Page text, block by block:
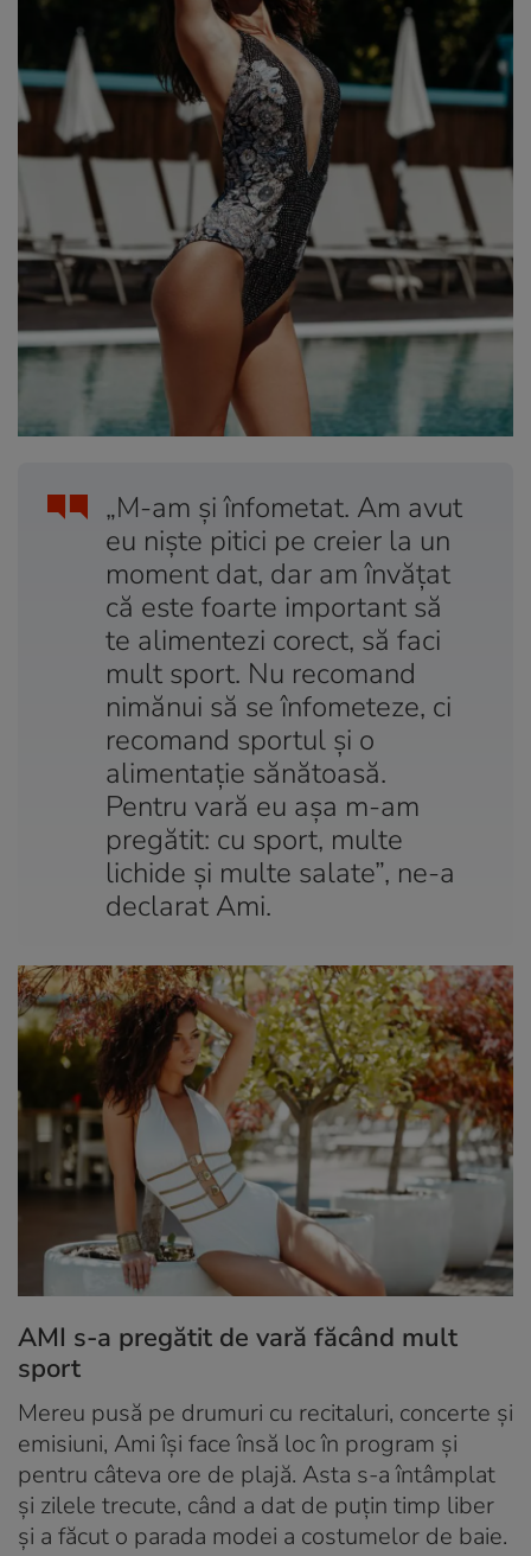
„M-am și înfometat. Am avut
eu niște pitici pe creier la un
moment dat, dar am învățat
că este foarte important să
te alimentezi corect, să faci
mult sport. Nu recomand
nimănui să se înfometeze, ci
recomand sportul și o
alimentație sănătoasă.
Pentru vară eu așa m-am
pregătit: cu sport, multe
lichide și multe salate”, ne-a
declarat Ami.
AMI s-a pregătit de vară făcând mult
sport
Mereu pusă pe drumuri cu recitaluri, concerte și
emisiuni, Ami își face însă loc în program și
pentru câteva ore de plajă. Asta s-a întâmplat
și zilele trecute, când a dat de puțin timp liber
și a făcut o parada modei a costumelor de baie.